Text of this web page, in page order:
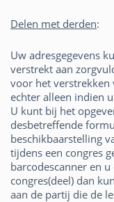
Delen met derden:
Uw adresgegevens
verstrekt aan
voor het
echter alleen indien
U kunt bij het
desbetreffende
beschikbaarstelling
tijdens een congres
barcodescanner en
congres(deel) dan
aan de partij die de